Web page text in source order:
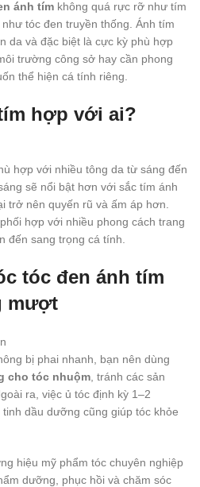
ánh tím không quá rực rỡ như tím
tóc đen truyền thống. Ánh tím
da và đặc biệt là cực kỳ phù hợp
trường công sở hay cần phong
thể hiện cá tính riêng.
hợp với ai?
hợp với nhiều tông da từ sáng đến
sẽ nổi bật hơn với sắc tím ánh
trở nên quyến rũ và ấm áp hơn.
hợp với nhiều phong cách trang
đến sang trọng cá tính.
tóc đen ánh tím
mượt
bị phai nhanh, bạn nên dùng
cho tóc nhuộm , tránh các sản
ra, việc ủ tóc định kỳ 1–2
dầu dưỡng cũng giúp tóc khỏe
hiệu mỹ phẩm tóc chuyên nghiệp
dưỡng, phục hồi và chăm sóc